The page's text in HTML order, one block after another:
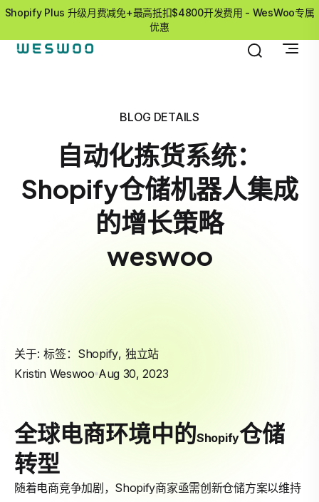
Shopify Plus 升级月费减免+最高抵扣$4800开发费用 - WesWoo专属
优惠
BLOG DETAILS
自动化拣货系统：
Shopify仓储机器人集成
的增长策略
weswoo
关于: 标签： Shopify, 独立站
Kristin Weswoo Aug 30, 2023
全球电商环境中的Shopify仓储
转型
随着电商竞争加剧，Shopify商家亟需创新仓储方案以维持